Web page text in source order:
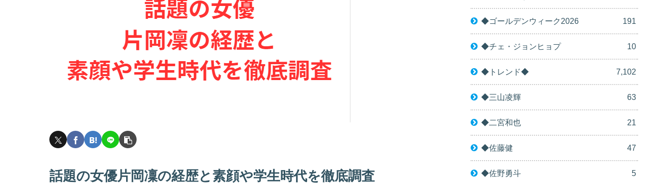
話題の女優片岡凜の経歴と素顔や学生時代を徹底調査
◆ゴールデンウィーク2026 191
◆チェ・ジョンヒョプ 10
◆トレンド◆ 7,102
◆三山凌輝 63
◆二宮和也 21
◆佐藤健 47
◆佐野勇斗 5